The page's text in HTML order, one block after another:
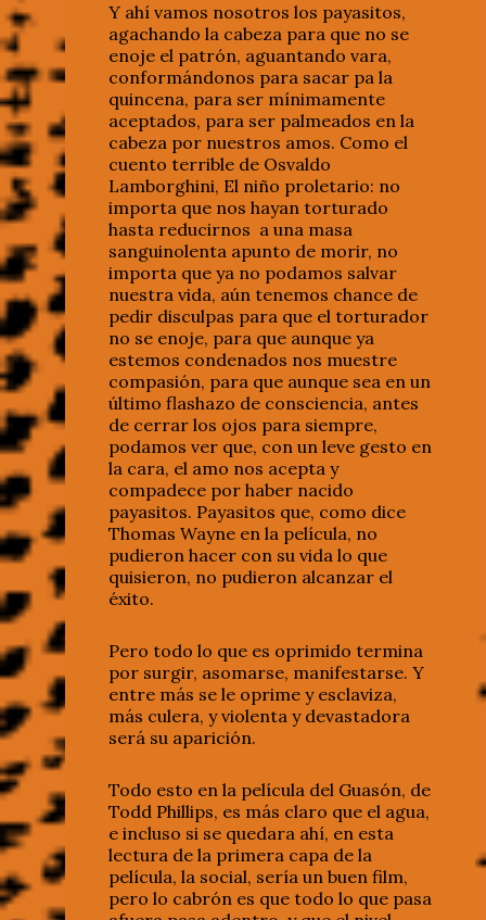
Y ahí vamos nosotros los payasitos,
agachando la cabeza para que no se
enoje el patrón, aguantando vara,
conformándonos para sacar pa la
quincena, para ser mínimamente
aceptados, para ser palmeados en la
cabeza por nuestros amos. Como el
cuento terrible de Osvaldo
Lamborghini, El niño proletario: no
importa que nos hayan torturado
hasta reducirnos a una masa
sanguinolenta apunto de morir, no
importa que ya no podamos salvar
nuestra vida, aún tenemos chance de
pedir disculpas para que el torturador
no se enoje, para que aunque ya
estemos condenados nos muestre
compasión, para que aunque sea en un
último flashazo de consciencia, antes
de cerrar los ojos para siempre,
podamos ver que, con un leve gesto en
la cara, el amo nos acepta y
compadece por haber nacido
payasitos. Payasitos que, como dice
Thomas Wayne en la película, no
pudieron hacer con su vida lo que
quisieron, no pudieron alcanzar el
éxito.
Pero todo lo que es oprimido termina
por surgir, asomarse, manifestarse. Y
entre más se le oprime y esclaviza,
más culera, y violenta y devastadora
será su aparición.
Todo esto en la película del Guasón, de
Todd Phillips, es más claro que el agua,
e incluso si se quedara ahí, en esta
lectura de la primera capa de la
película, la social, sería un buen film,
pero lo cabrón es que todo lo que pasa